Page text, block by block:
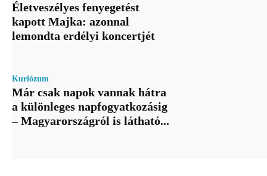
Életveszélyes fenyegetést
kapott Majka: azonnal
lemondta erdélyi koncertjét
Kuriózum
Már csak napok vannak hátra
a különleges napfogyatkozásig
– Magyarországról is látható...